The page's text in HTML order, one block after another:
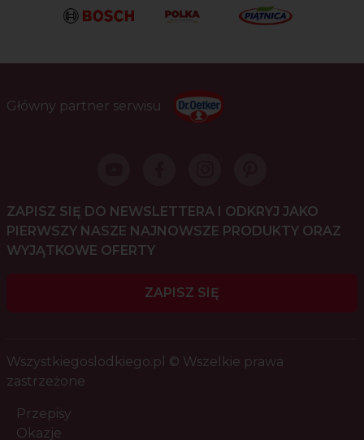
Główny partner serwisu
ZAPISZ SIĘ DO NEWSLETTERA I ODKRYJ JAKO
PIERWSZY NASZE NAJNOWSZE PRODUKTY ORAZ
WYJĄTKOWE OFERTY
ZAPISZ SIĘ
Wszystkiegoslodkiego.pl © Wszelkie prawa
zastrzeżone
Przepisy
Okazje